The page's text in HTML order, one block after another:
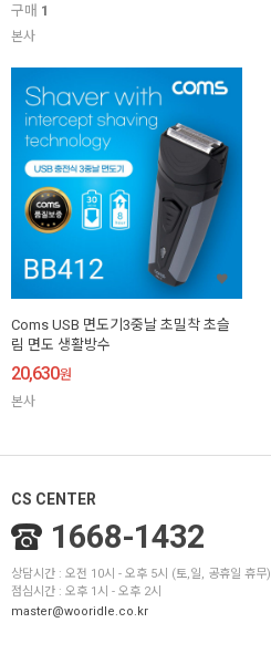
구매 1
본사
Coms USB 면도기3중날 초밀착 초슬
림 면도 생활방수
20,630원
본사
CS CENTER
1668-1432
상담시간 : 오전 10시 - 오후 5시 (토,일, 공휴일 휴무)
점심시간 : 오후 1시 - 오후 2시
master@wooridle.co.kr